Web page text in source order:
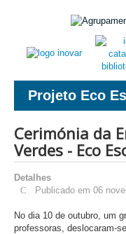
Projeto Eco
Cerimónia da
Verdes - Eco
Detalhes
Publicado em 06
No dia 10 de outubro, um
professoras, deslocaram-